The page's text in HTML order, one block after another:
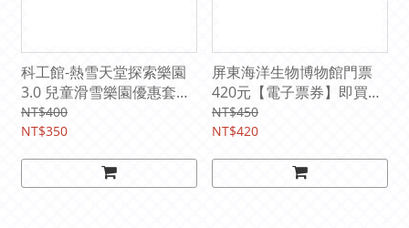
科工館-熱雪天堂探索樂園
3.0 兒童滑雪樂園優惠套票
350元:(電子票)
NT$400
NT$350
屏東海洋生物博物館門票
420元【電子票券】即買即
用
NT$450
NT$420